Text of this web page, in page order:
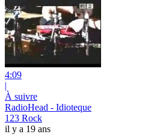
4:09
|
À suivre
RadioHead - Idioteque
123 Rock
il y a 19 ans